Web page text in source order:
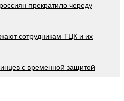
прекратило череду
сотрудникам ТЦК и их
с временной защитой